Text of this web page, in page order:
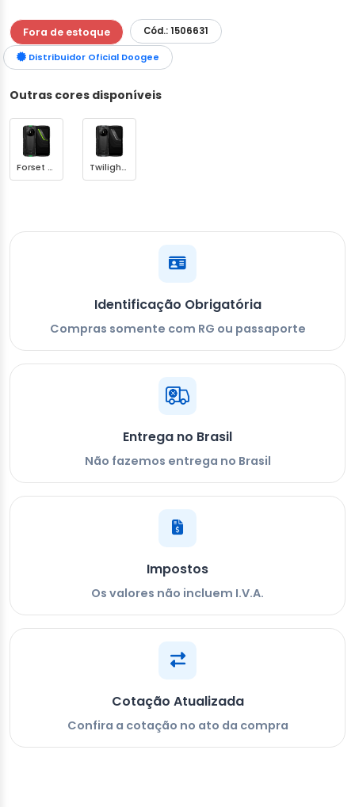
Fora de estoque Cód.: 1506631
Distribuidor Oficial Doogee
Outras cores disponíveis
Forset Green Twilight Gray
Identificação Obrigatória
Compras somente com RG ou passaporte
Entrega no Brasil
Não fazemos entrega no Brasil
Impostos
Os valores não incluem I.V.A.
Cotação Atualizada
Confira a cotação no ato da compra